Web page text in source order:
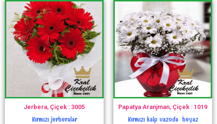
Jerbera, Çiçek : 3005
Kırmızı jerberalar
Papatya Aranjman, Çiçek : 1019
Kırmızı kalp vazoda beyaz